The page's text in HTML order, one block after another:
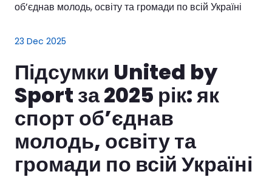
23 Dec 2025
Підсумки United by
Sport за 2025 рік: як
спорт об’єднав
молодь, освіту та
громади по всій Україні